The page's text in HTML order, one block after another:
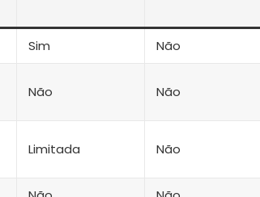
Sim Não
Não Não
Limitada Não